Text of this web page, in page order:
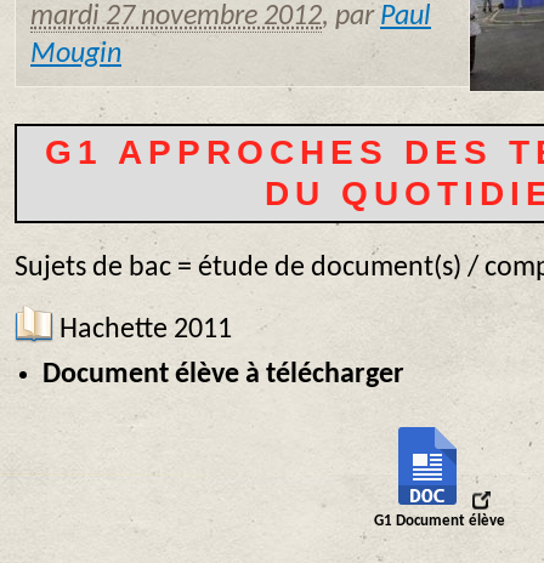
mardi 27 novembre 2012, parPaul
Mougin
G1 APPROCHES DES
DU
Sujets de bac = étude de document(s) /
Hachette 2011
Document élève à télécharger
G1 Document élève